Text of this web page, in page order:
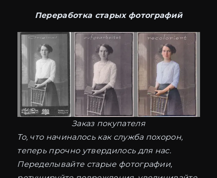
Переработка старых фотографий
Заказ покупателя
То, что начиналось как служба похорон,
теперь прочно утвердилось для нас.
Переделывайте старые фотографии,